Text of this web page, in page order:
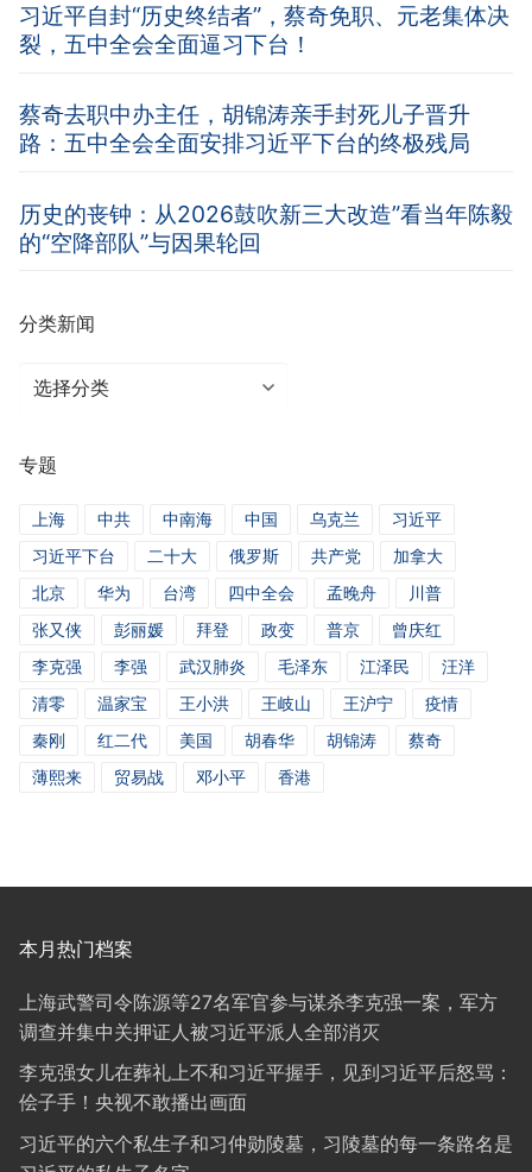
习近平自封“历史终结者”，蔡奇免职、元老集体决
裂，五中全会全面逼习下台！
蔡奇去职中办主任，胡锦涛亲手封死儿子晋升
路：五中全会全面安排习近平下台的终极残局
历史的丧钟：从2026鼓吹新三大改造”看当年陈毅
的“空降部队”与因果轮回
分类新闻
分
闻
专题
上海 中共 中南海 中国 乌克兰
习近平
习近平下台
二十大 俄罗斯 共产党
加拿大
北京
华为 台湾 四中全会 孟晚舟
川普
张又侠
彭丽媛 拜登 政变 普京
曾庆红
李克强
李强 武汉肺炎 毛泽东 江泽民
汪洋
清零
温家宝 王小洪 王岐山 王沪宁
疫情
秦刚
红二代 美国 胡春华 胡锦涛
蔡奇
薄熙来
贸易战 邓小平 香港
本月热门档案
上海武警司令陈源等27名军官参与谋杀李克强一案，军方
调查并集中关押证人被习近平派人全部消灭
李克强女儿在葬礼上不和习近平握手，见到习近平后怒骂：
侩子手！央视不敢播出画面
习近平的六个私生子和习仲勋陵墓，习陵墓的每一条路名是